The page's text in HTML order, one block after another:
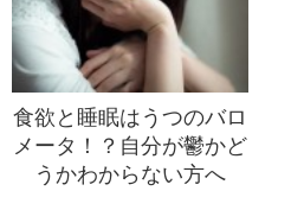
食欲と睡眠はうつのバロ
メータ！？自分が鬱かど
うかわからない方へ